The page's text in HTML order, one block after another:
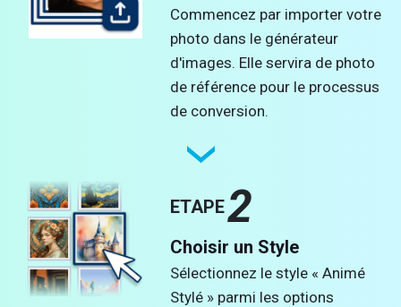
Commencez par importer votre
photo dans le générateur
d'images. Elle servira de photo
de référence pour le processus
de conversion.
ETAPE2
Choisir un Style
Sélectionnez le style « Animé
Stylé » parmi les options